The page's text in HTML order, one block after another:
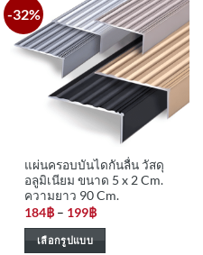
variants.
The
options
chosen
product
page
-32%
แผ่นครอบบันไดกันลื่น วัสดุ
อลูมิเนียม ขนาด 5 x 2 Cm.
ความยาว 90 Cm.
184฿ – 199฿Price
เลือกรูปแบบ